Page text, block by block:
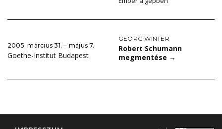
2005. március 31. ‒ május 7.
Goethe-Institut Budapest
GEORG WINTER
Robert Schumann
megmentése →